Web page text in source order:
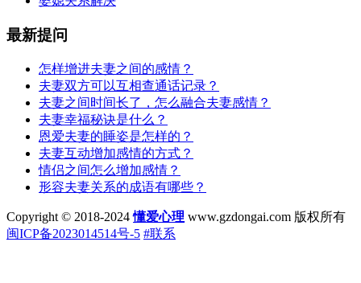
最新提问
怎样增进夫妻之间的感情？
夫妻双方可以互相查通话记录？
夫妻之间时间长了，怎么融合夫妻感情？
夫妻幸福秘诀是什么？
恩爱夫妻的睡姿是怎样的？
夫妻互动增加感情的方式？
情侣之间怎么增加感情？
形容夫妻关系的成语有哪些？
Copyright © 2018-2024懂爱心理 www.gzdongai.com 版权所有
闽ICP备2023014514号-5 #联系